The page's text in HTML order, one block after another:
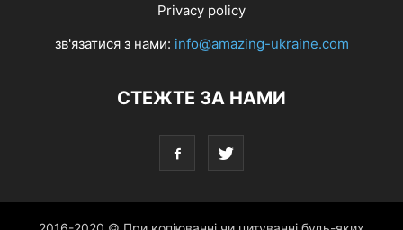
Privacy policy
зв'язатися з нами: info@amazing-ukraine.com
СТЕЖТЕ ЗА НАМИ